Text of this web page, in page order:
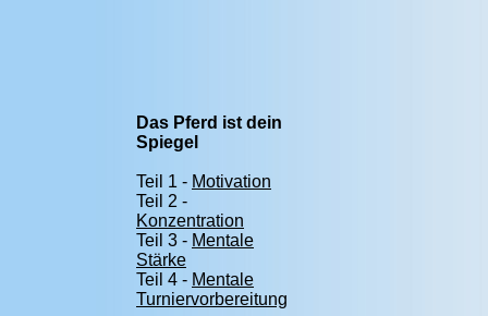
Das Pferd ist dein
Spiegel
Teil 1 - Motivation
Teil 2 -
Konzentration
Teil 3 - Mentale
Stärke
Teil 4 - Mentale
Turniervorbereitung